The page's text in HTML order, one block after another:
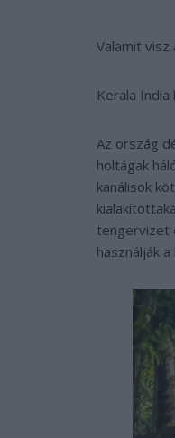
Valamit visz
Kerala
Az ország
holtágak
kanálisok
tengervizet
használják a